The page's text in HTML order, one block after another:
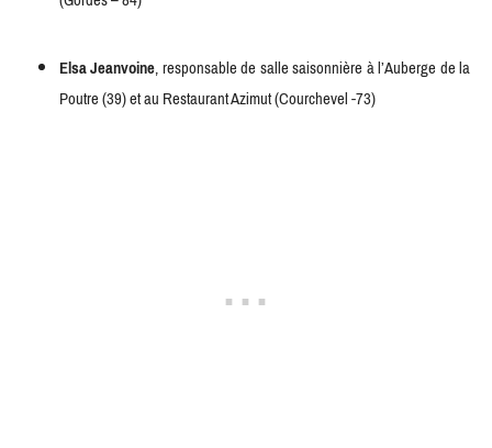
Elsa Jeanvoine, responsable de salle saisonnière à l’Auberge de la
Poutre (39) et au Restaurant Azimut (Courchevel -73)